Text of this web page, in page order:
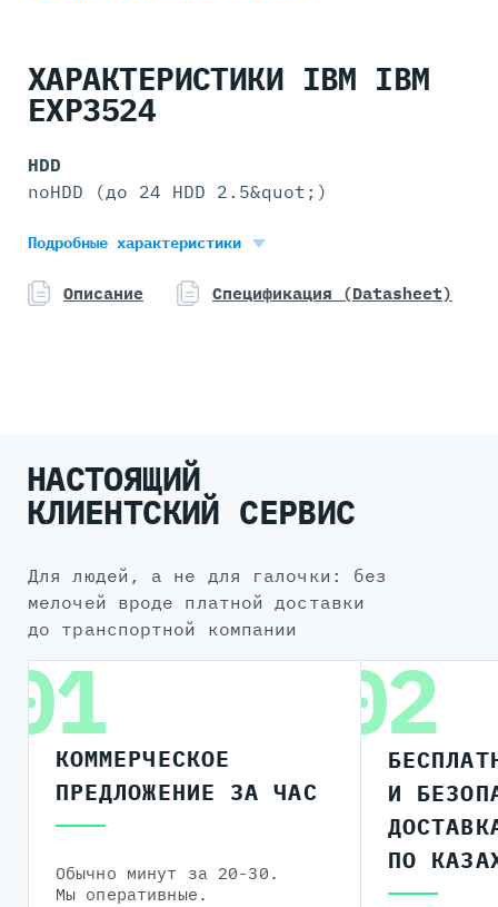
ХАРАКТЕРИСТИКИ IBM IBM
EXP3524
HDD
noHDD (до 24 HDD 2.5&quot;)
2x IBM 585W
Форм-фактор
Подробные характеристики
Описание Спецификация (Datasheet)
НАСТОЯЩИЙ
КЛИЕНТСКИЙ СЕРВИС
для людей, а не для галочки: без
мелочей вроде платной доставки
до транспортной компании
01
КОММЕРЧЕСКОЕ
ПРЕДЛОЖЕНИЕ ЗА ЧАС
Обычно минут за 20-30.
Мы оперативные.
02
И
ПО